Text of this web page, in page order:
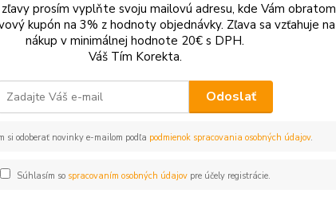
Upresniť parametre
EUR Od
zľavy prosím vyplňte svoju mailovú adresu, kde Vám obratom
kupón na 3% z hodnoty objednávky. Zľava sa vzťahuje na
nákup v minimálnej hodnote 20€ s DPH.
Váš Tím Korekta.
Odoslať
si odoberať novinky e-mailom podľa podmienok spracovania osobných údajov.
Súhlasím so spracovaním osobných údajovpre účely registrácie.